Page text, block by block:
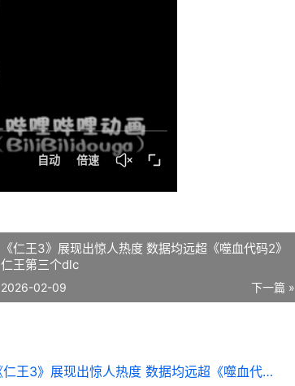
《仁王3》展现出惊人热度 数据均远超《噬血代码2》
仁王第三个dlc
下一篇 »
2026-02-09
《仁王3》展现出惊人热度 数据均远超《噬血代码2》 仁王第三个dlc